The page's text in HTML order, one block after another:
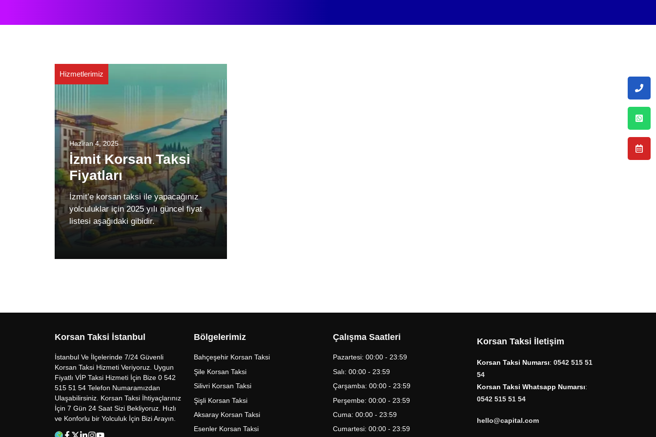
Hizmetlerimiz
Haziran 4, 2025
İzmit Korsan Taksi
Fiyatları
İzmit’e korsan taksi ile yapacağınız
yolculuklar için 2025 yılı güncel fiyat
listesi aşağıdaki gibidir.
Korsan Taksi İstanbul
İstanbul Ve İlçelerinde 7/24 Güvenli
Korsan Taksi Hizmeti Veriyoruz. Uygun
Fiyatlı VİP Taksi Hizmeti İçin Bize 0 542
515 51 54 Telefon Numaramızdan
Ulaşabilirsiniz. Korsan Taksi İhtiyaçlarınız
İçin 7 Gün 24 Saat Sizi Bekliyoruz. Hızlı
ve Konforlu bir Yolculuk İçin Bizi Arayın.
Bölgelerimiz
Bahçeşehir Korsan Taksi
Şile Korsan Taksi
Silivri Korsan Taksi
Şişli Korsan Taksi
Aksaray Korsan Taksi
Esenler Korsan Taksi
Çalışma Saatleri
Pazartesi: 00:00 - 23:59
Salı: 00:00 - 23:59
Çarşamba: 00:00 - 23:59
Perşembe: 00:00 - 23:59
Cuma: 00:00 - 23:59
Cumartesi: 00:00 - 23:59
Korsan Taksi İletişim
Korsan Taksi Numarsı: 0542 515 51
54
Korsan Taksi Whatsapp Numarsı:
0542 515 51 54
hello@capital.com